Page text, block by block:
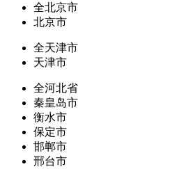
全北京市
北京市
全天津市
天津市
全河北省
秦皇岛市
衡水市
保定市
邯郸市
邢台市